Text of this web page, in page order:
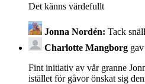
Det känns värdefullt
Jonna Nordén: Tack
Charlotte Mangborg gav
Fint initiativ av vår granne
istället för gåvor önskat sig